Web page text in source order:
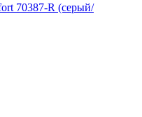
70387-R (серый/